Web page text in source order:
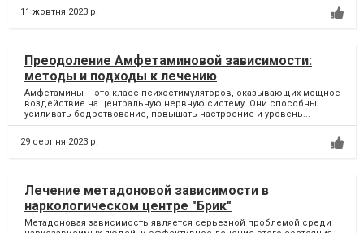
11 жовтня 2023 р.
Преодоление Амфетаминовой зависимости:
методы и подходы к лечению
Амфетамины – это класс психостимуляторов, оказывающих мощное
воздействие на центральную нервную систему. Они способны
усиливать бодрствование, повышать настроение и уровень...
29 серпня 2023 р.
Лечение метадоновой зависимости в
наркологическом центре "Брик"
Метадоновая зависимость является серьезной проблемой среди